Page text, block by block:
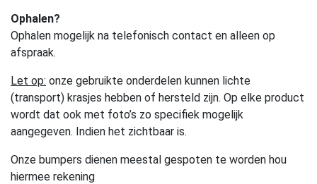
Ophalen?
Ophalen mogelijk na telefonisch contact en alleen op
afspraak.
Let op: onze gebruikte onderdelen kunnen lichte
(transport) krasjes hebben of hersteld zijn. Op elke product
wordt dat ook met foto’s zo specifiek mogelijk
aangegeven. Indien het zichtbaar is.
Onze bumpers dienen meestal gespoten te worden hou
hiermee rekening